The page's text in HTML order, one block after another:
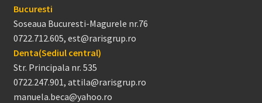
Bucuresti
Soseaua Bucuresti-Magurele nr.76
0722.712.605, est@rarisgrup.ro
Denta(Sediul central)
Str. Principala nr. 535
0722.247.901, attila@rarisgrup.ro
manuela.beca@yahoo.ro